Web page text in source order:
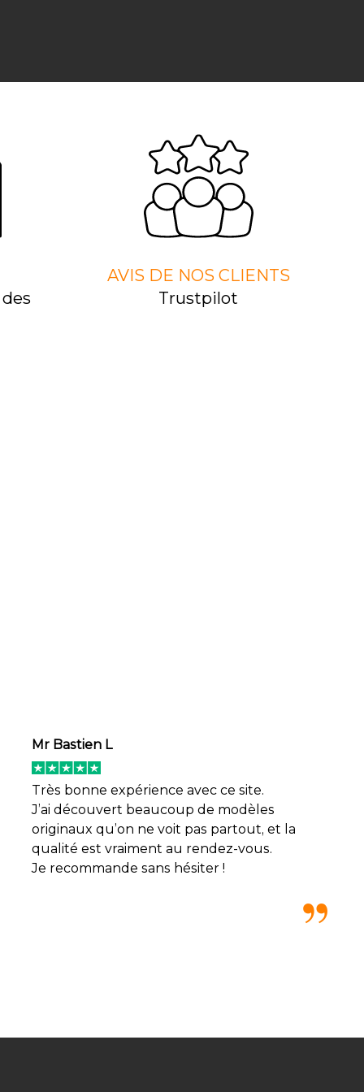
AVIS DE NOS CLIENTS
Trustpilot
Mr Bastien L
Très bonne expérience avec ce site.
J’ai découvert beaucoup de modèles
originaux qu’on ne voit pas partout, et la
qualité est vraiment au rendez-vous.
Je recommande sans hésiter !